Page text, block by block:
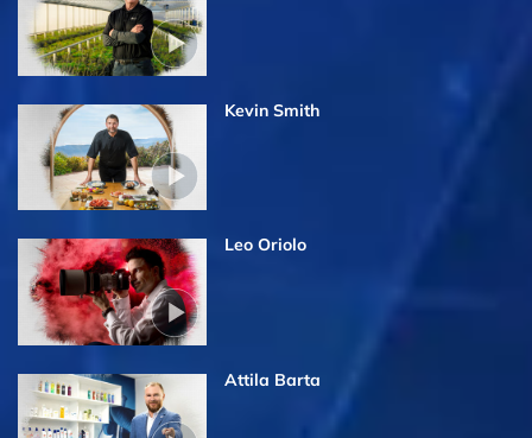
Kevin Smith
Leo Oriolo
Attila Barta